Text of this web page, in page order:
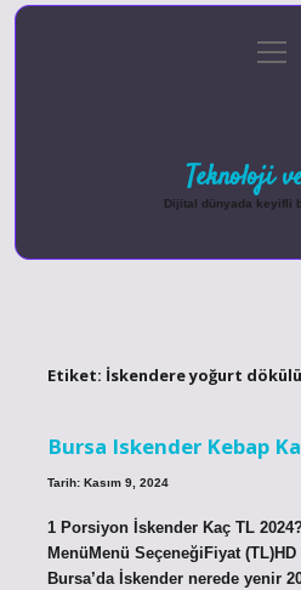
Gizlilik
aç
Teknoloji
Dijital dünyada keyifli
Etiket: İskendere yoğurt
Bursa Iskender Kebap
Tarih: Kasım 9, 2024
1 Porsiyon İskender Kaç TL
MenüMenü SeçeneğiFiyat
Bursa’da İskender nerede yenir